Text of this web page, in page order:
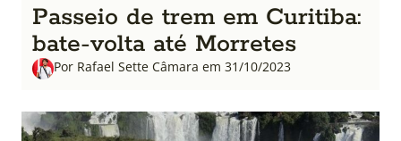
Passeio de trem em Curitiba:
bate-volta até Morretes
Por Rafael Sette Câmara em 31/10/2023